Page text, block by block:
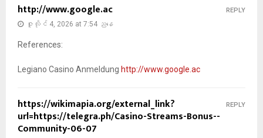
http://www.google.ac
ဇူလိုင် 4, 2026 at 7:54 ညနေ
References:
Legiano Casino Anmeldung http://www.google.ac
REPLY
https://wikimapia.org/external_link?
url=https://telegra.ph/Casino-Streams-Bonus--
Community-06-07
REPLY